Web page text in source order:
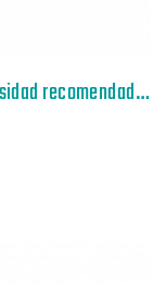
Dispositivos de protección de sobreintensidad recomendados p. lado red